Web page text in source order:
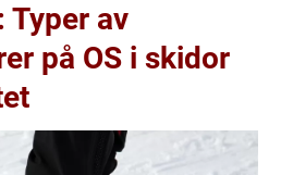
Typer av
på OS i skidor